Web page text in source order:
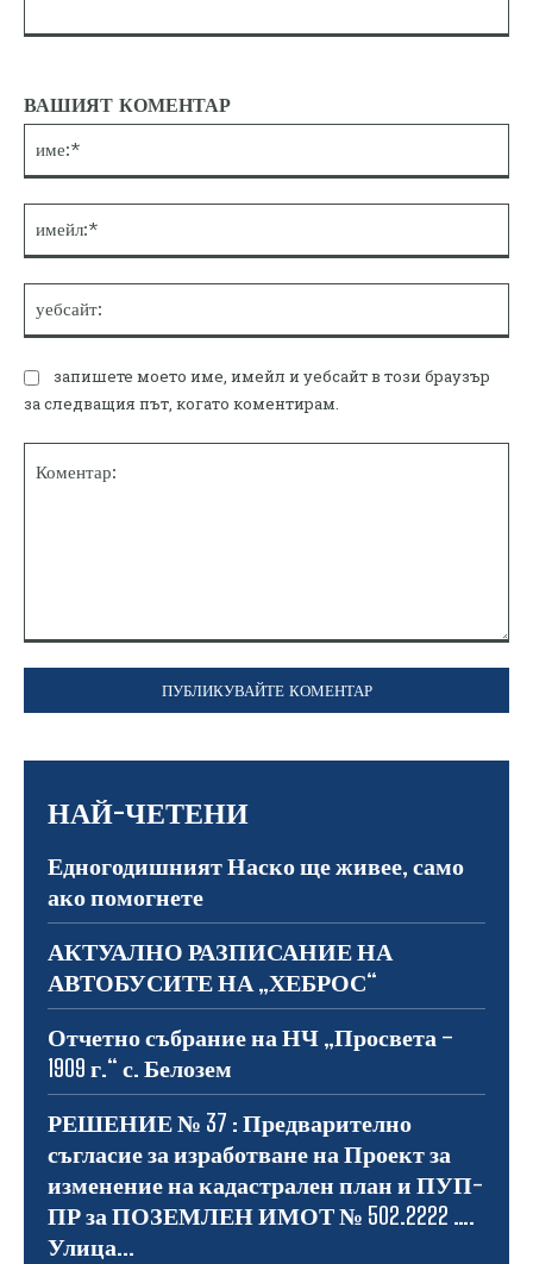
ВАШИЯТ КОМЕНТАР
запишете моето име, имейл и уебсайт в този браузър
за следващия път, когато коментирам.
НАЙ-ЧЕТЕНИ
Едногодишният Наско ще живее, само
ако помогнете
АКТУАЛНО РАЗПИСАНИЕ НА
АВТОБУСИТЕ НА „ХЕБРОС“
Отчетно събрание на НЧ „Просвета –
1909 г.“ с. Белозем
РЕШЕНИЕ № 37 : Предварително
съгласие за изработване на Проект за
изменение на кадастрален план и ПУП-
ПР за ПОЗЕМЛЕН ИМОТ № 502.2222 ….
Улица...